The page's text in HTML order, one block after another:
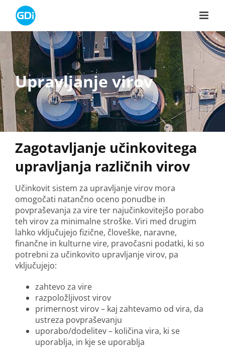
content
Upravljanje virov
Zagotavljanje učinkovitega
upravljanja različnih virov
Učinkovit sistem za upravljanje virov mora
omogočati natančno oceno ponudbe in
povpraševanja za vire ter najučinkovitejšo porabo
teh virov za minimalne stroške. Viri med drugim
lahko vključujejo fizične, človeške, naravne,
finančne in kulturne vire, pravočasni podatki, ki so
potrebni za učinkovito upravljanje virov, pa
vključujejo:
zahtevo za vire
razpoložljivost virov
primernost virov – kaj zahtevamo od vira, da
ustreza povpraševanju
uporabo/dodelitev – količina vira, ki se
uporablja, in kje se uporablja